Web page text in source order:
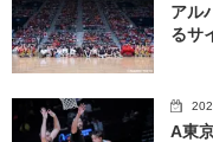
アル
るサ
A東